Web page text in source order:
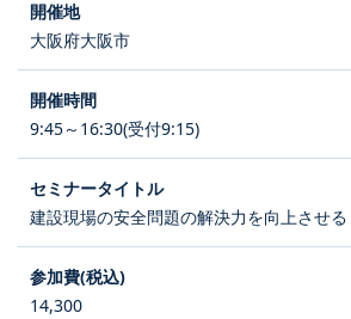
大阪府大阪市
9:45～16:30(受付9:15)
建設現場の安全問題の解決力を向上させる
14,300